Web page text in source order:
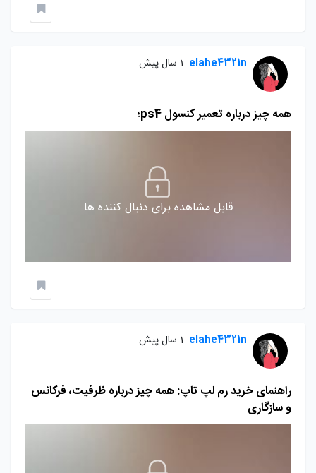
elahe4321n 1 سال پیش
همه چیز درباره تعمیر کنسول ps4؛
قابل مشاهده برای دنبال کننده ها
elahe4321n 1 سال پیش
راهنمای خرید رم لپ تاپ: همه چیز درباره ظرفیت، فرکانس
و سازگاری